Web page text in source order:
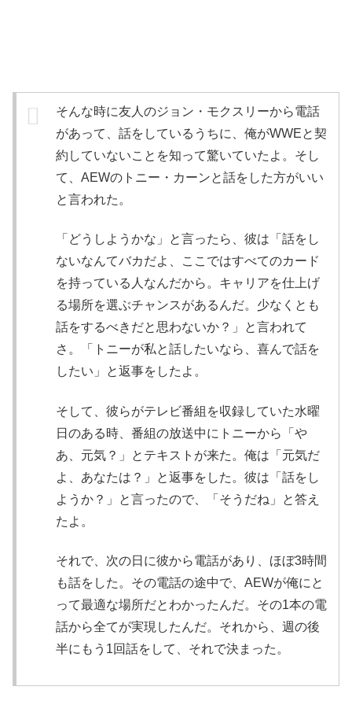
そんな時に友人のジョン・モクスリーから電話
があって、話をしているうちに、俺がWWEと契
約していないことを知って驚いていたよ。そし
て、AEWのトニー・カーンと話をした方がいい
と言われた。
「どうしようかな」と言ったら、彼は「話をし
ないなんてバカだよ、ここではすべてのカード
を持っている人なんだから。キャリアを仕上げ
る場所を選ぶチャンスがあるんだ。少なくとも
話をするべきだと思わないか？」と言われて
さ。「トニーが私と話したいなら、喜んで話を
したい」と返事をしたよ。
そして、彼らがテレビ番組を収録していた水曜
日のある時、番組の放送中にトニーから「や
あ、元気？」とテキストが来た。俺は「元気だ
よ、あなたは？」と返事をした。彼は「話をし
ようか？」と言ったので、「そうだね」と答え
たよ。
それで、次の日に彼から電話があり、ほぼ3時間
も話をした。その電話の途中で、AEWが俺にと
って最適な場所だとわかったんだ。その1本の電
話から全てが実現したんだ。それから、週の後
半にもう1回話をして、それで決まった。